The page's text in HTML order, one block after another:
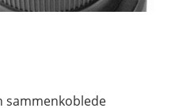
sammenkoblede